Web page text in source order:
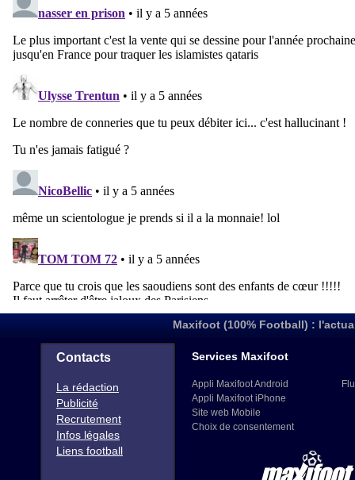
Maxifoot (100% Football) :
Contacts
La rédaction
Publicité
Recrutement
Infos légales
Liens football
Services Maxifoot
Appli Maxifoot Android
Appli Maxifoot iPhone
Site web Mobile
Choix de consentement